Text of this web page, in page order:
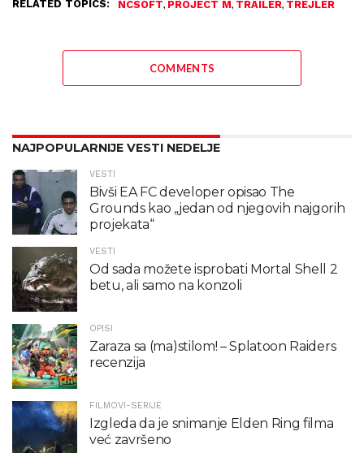
RELATED TOPICS: NCSOFT, PROJECT M, TRAILER, TREJLER
COMMENTS
NAJPOPULARNIJE VESTI NEDELJE
VESTI
Bivši EA FC developer opisao The
Grounds kao „jedan od njegovih najgorih
projekata“
VESTI
Od sada možete isprobati Mortal Shell 2
betu, ali samo na konzoli
OPISI
Zaraza sa (ma)stilom! – Splatoon Raiders
recenzija
FILMOVI-SERIJE
Izgleda da je snimanje Elden Ring filma
već završeno